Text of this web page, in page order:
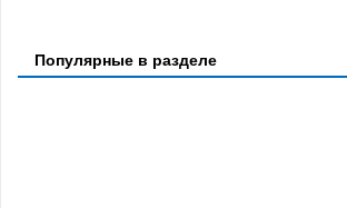
Популярные в разделе